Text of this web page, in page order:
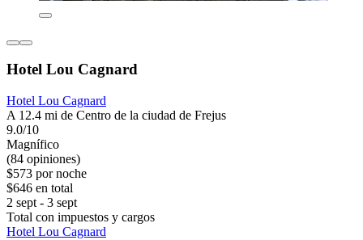
Hotel Lou Cagnard
Hotel Lou Cagnard
A 12.4 mi de Centro de la ciudad de Frejus
9.0/10
Magnífico
(84 opiniones)
$573 por noche
$646 en total
2 sept - 3 sept
Total con impuestos y cargos
Hotel Lou Cagnard